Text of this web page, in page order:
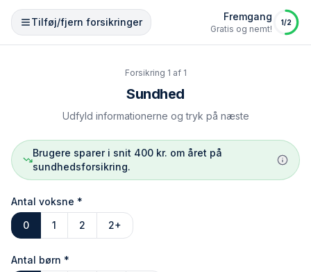
Tilføj/fjern forsikringer Fremgang
Gratis og nemt!
1/2
Forsikring 1 af 1
Sundhed
Udfyld informationerne og tryk på næste
Brugere sparer i snit 400 kr. om året på
sundhedsforsikring.
Antal voksne *
0
1 2 2+
Antal børn *